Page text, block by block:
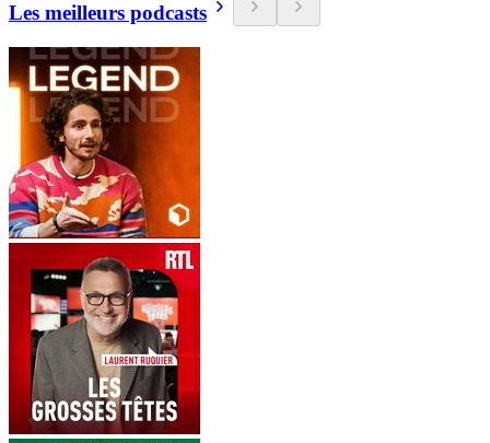
Les meilleurs podcasts